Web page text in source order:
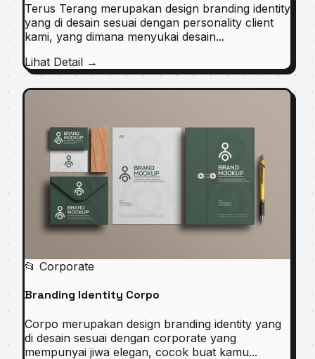
Terus Terang merupakan design branding identity
yang di desain sesuai dengan personality client
kami, yang dimana menyukai desain...
Lihat Detail →
📂 Corporate
Branding Identity Corpo
Corpo merupakan design branding identity yang
di desain sesuai dengan corporate yang
mempunyai jiwa elegan, cocok buat kamu...